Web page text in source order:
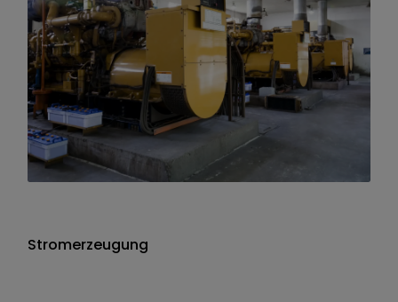
Stromerzeugung